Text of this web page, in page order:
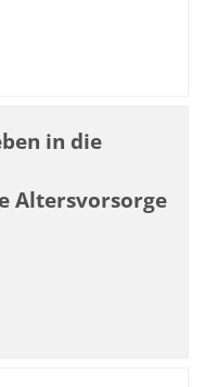
in die
Altersvorsorge